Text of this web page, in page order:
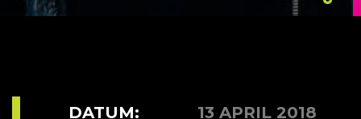
DATUM:
13 APRIL 2018